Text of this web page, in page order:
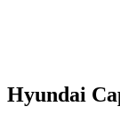
Hyundai